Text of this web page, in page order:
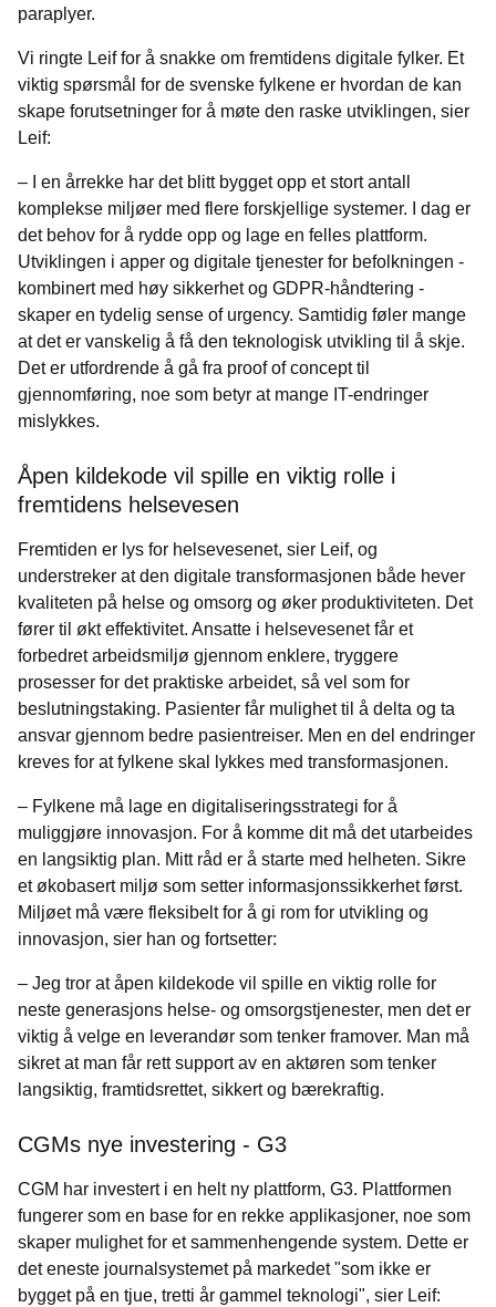
paraplyer.
Vi ringte Leif for å snakke om fremtidens digitale fylker. Et
viktig spørsmål for de svenske fylkene er hvordan de kan
skape forutsetninger for å møte den raske utviklingen, sier
Leif:
– I en årrekke har det blitt bygget opp et stort antall
komplekse miljøer med flere forskjellige systemer. I dag er
det behov for å rydde opp og lage en felles plattform.
Utviklingen i apper og digitale tjenester for befolkningen -
kombinert med høy sikkerhet og GDPR-håndtering -
skaper en tydelig sense of urgency. Samtidig føler mange
at det er vanskelig å få den teknologisk utvikling til å skje.
Det er utfordrende å gå fra proof of concept til
gjennomføring, noe som betyr at mange IT-endringer
mislykkes.
Åpen kildekode vil spille en viktig rolle i
fremtidens helsevesen
Fremtiden er lys for helsevesenet, sier Leif, og
understreker at den digitale transformasjonen både hever
kvaliteten på helse og omsorg og øker produktiviteten. Det
fører til økt effektivitet. Ansatte i helsevesenet får et
forbedret arbeidsmiljø gjennom enklere, tryggere
prosesser for det praktiske arbeidet, så vel som for
beslutningstaking. Pasienter får mulighet til å delta og ta
ansvar gjennom bedre pasientreiser. Men en del endringer
kreves for at fylkene skal lykkes med transformasjonen.
– Fylkene må lage en digitaliseringsstrategi for å
muliggjøre innovasjon. For å komme dit må det utarbeides
en langsiktig plan. Mitt råd er å starte med helheten. Sikre
et økobasert miljø som setter informasjonssikkerhet først.
Miljøet må være fleksibelt for å gi rom for utvikling og
innovasjon, sier han og fortsetter:
– Jeg tror at åpen kildekode vil spille en viktig rolle for
neste generasjons helse- og omsorgstjenester, men det er
viktig å velge en leverandør som tenker framover. Man må
sikret at man får rett support av en aktøren som tenker
langsiktig, framtidsrettet, sikkert og bærekraftig.
CGMs nye investering - G3
CGM har investert i en helt ny plattform, G3. Plattformen
fungerer som en base for en rekke applikasjoner, noe som
skaper mulighet for et sammenhengende system. Dette er
det eneste journalsystemet på markedet "som ikke er
bygget på en tjue, tretti år gammel teknologi", sier Leif: